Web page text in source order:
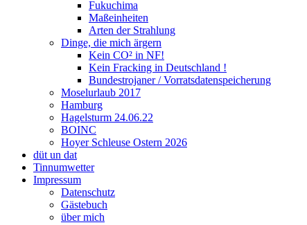
Fukuchima
Maßeinheiten
Arten der Strahlung
Dinge, die mich ärgern
Kein CO² in NF!
Kein Fracking in Deutschland !
Bundestrojaner / Vorratsdatenspeicherung
Moselurlaub 2017
Hamburg
Hagelsturm 24.06.22
BOINC
Hoyer Schleuse Ostern 2026
düt un dat
Tinnumwetter
Impressum
Datenschutz
Gästebuch
über mich